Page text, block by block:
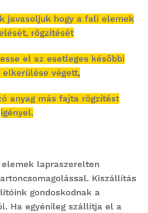
javasoljuk hogy a fali elemek
rögzítését
el az esetleges későbbi
elkerülése végett,
anyag más fajta rögzítést
igényel.
lapraszerelten
Kiszállítás
gondoskodnak a
Ha egyénileg szállítja el a